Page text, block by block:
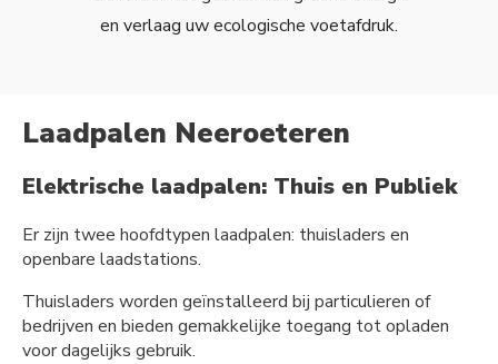
en verlaag uw ecologische voetafdruk.
Laadpalen Neeroeteren
Elektrische laadpalen: Thuis en Publiek
Er zijn twee hoofdtypen laadpalen: thuisladers en
openbare laadstations.
Thuisladers worden geïnstalleerd bij particulieren of
bedrijven en bieden gemakkelijke toegang tot opladen
voor dagelijks gebruik.